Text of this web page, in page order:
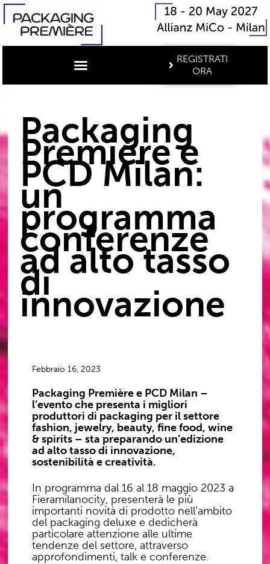
REGISTRATI
ORA
Packaging
Première e
PCD Milan:
un
programma
conferenze
ad alto tasso
di
innovazione
Febbraio 16, 2023
Packaging Première e PCD Milan –
l’evento che presenta i migliori
produttori di packaging per il settore
fashion, jewelry, beauty, fine food, wine
& spirits – sta preparando un’edizione
ad alto tasso di innovazione,
sostenibilità e creatività.
In programma dal 16 al 18 maggio 2023 a
Fieramilanocity, presenterà le più
importanti novità di prodotto nell’ambito
del packaging deluxe e dedicherà
particolare attenzione alle ultime
tendenze del settore, attraverso
approfondimenti,talk econferenze.